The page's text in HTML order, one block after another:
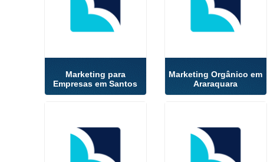
Marketing para
Empresas em Santos
Marketing Orgânico em
Araraquara